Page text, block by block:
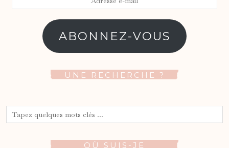
ABONNEZ-VOUS
UNE RECHERCHE ?
OÙ SUIS-JE